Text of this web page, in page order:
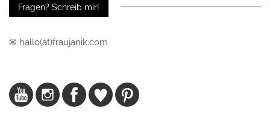
Fragen? Schreib mir!
✉ hallo(at)fraujanik.com